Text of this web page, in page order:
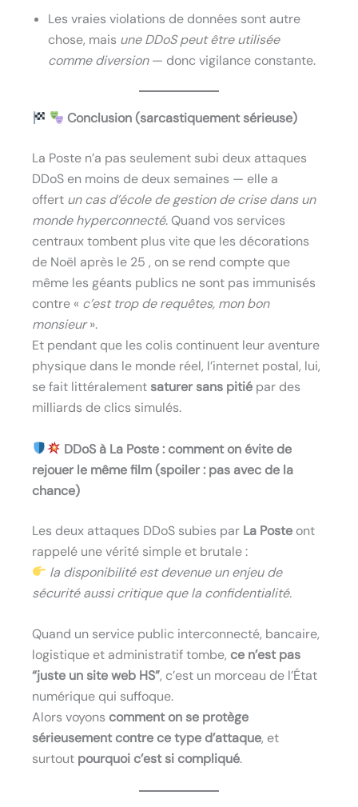
Les vraies violations de données sont autre
chose, mais une DDoS peut être utilisée
comme diversion— donc vigilance constante.
Conclusion (sarcastiquement sérieuse)
La Poste n’a pas seulement subi deux attaques
DDoS en moins de deux semaines — elle a
offert un cas d’école de gestion de crise dans un
monde hyperconnecté. Quand vos services
centraux tombent plus vite que les décorations
de Noël après le 25 , on se rend compte que
même les géants publics ne sont pas immunisés
contre « c’est trop de requêtes, mon bon
monsieur».
Et pendant que les colis continuent leur aventure
physique dans le monde réel, l’internet postal, lui,
se fait littéralementsaturer sans pitié par des
milliards de clics simulés.
DDoS à La Poste : comment on évite de
rejouer le même film (spoiler : pas avec de la
chance)
Les deux attaques DDoS subies par La Poste ont
rappelé une vérité simple et brutale :
la disponibilité est devenue un enjeu de
sécurité aussi critique que la confidentialité.
Quand un service public interconnecté, bancaire,
logistique et administratif tombe, ce n’est pas
“juste un site web HS”, c’est un morceau de l’État
numérique qui suffoque.
Alors voyons comment on se protège
sérieusement contre ce type d’attaque, et
surtout pourquoi c’est si compliqué.